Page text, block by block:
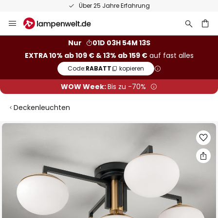
Über 25 Jahre Erfahrung
Inhalt
Nur
01D 03H 54M 12S
EXTRA 10% ab 109 € & 13% ab 159 €auf fast alles
Code:RABATT kopieren
WOW Week:Bis zu -70%
Deckenleuchten
Zum
springen